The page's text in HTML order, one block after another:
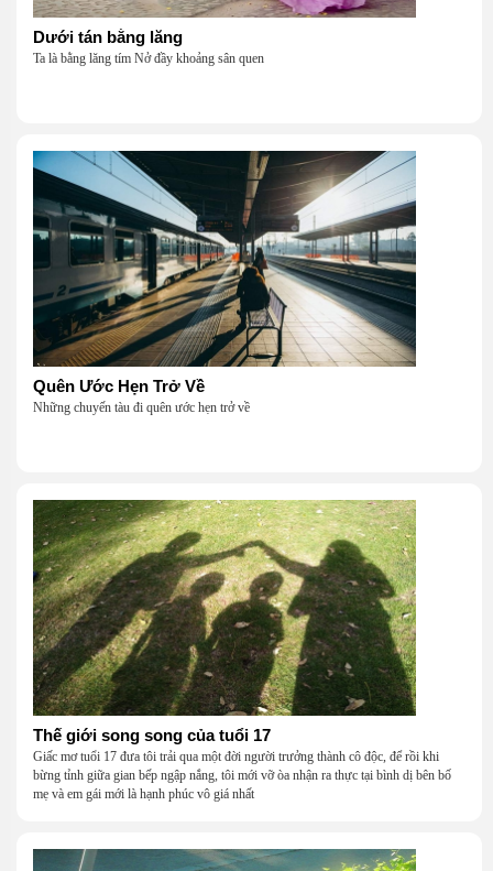
Dưới tán bằng lăng
Ta là bằng lăng tím Nở đầy khoảng sân quen
Quên Ước Hẹn Trở Về
Những chuyến tàu đi quên ước hẹn trở về
Thế giới song song của tuổi 17
Giấc mơ tuổi 17 đưa tôi trải qua một đời người trưởng thành cô độc, để rồi khi
bừng tỉnh giữa gian bếp ngập nắng, tôi mới vỡ òa nhận ra thực tại bình dị bên bố
mẹ và em gái mới là hạnh phúc vô giá nhất